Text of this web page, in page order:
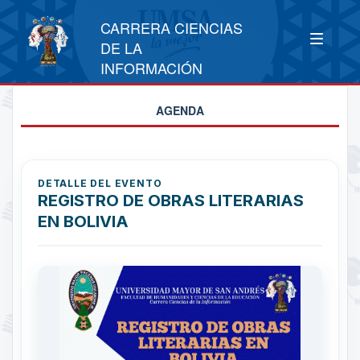
CARRERA CIENCIAS
DE LA
INFORMACIÓN
AGENDA
DETALLE DEL EVENTO
REGISTRO DE OBRAS LITERARIAS
EN BOLIVIA